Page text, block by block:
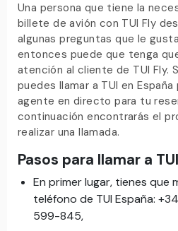
Una persona que tiene la
billete de avión con TUI Fly
algunas preguntas que le
entonces puede que tenga
atención al cliente de TUI Fly.
puedes llamar a TUI en
agente en directo para tu
continuación encontrarás el
realizar una llamada.
Pasos para llamar a
En primer lugar, tienes que
teléfono de TUI España:
599-845,